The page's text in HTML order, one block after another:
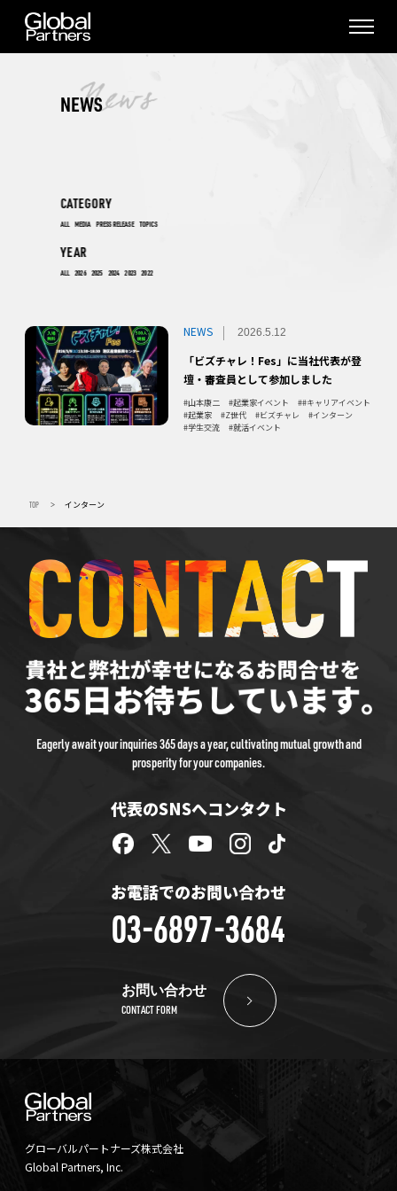
NEWS
CATEGORY
ALL MEDIA PRESS RELEASE TOPICS
YEAR
ALL 2026 2025 2024 2023 2022
NEWS 2026.5.12
「ビズチャレ！Fes」に当社代表が登
壇・審査員として参加しました
山本康二 起業家イベント
#キャリアイベント
起業家
Z世代 ビズチャレ
インターン
学生交流
就活イベント
TOP > インターン
Eagerly await your inquiries 365 days a year, cultivating mutual growth and
prosperity for your companies.
代表のSNSへコンタクト
お電話でのお問い合わせ
03-6897-3684
お問い合わせ
CONTACT FORM
グローバルパートナーズ株式会社
Global Partners, Inc.